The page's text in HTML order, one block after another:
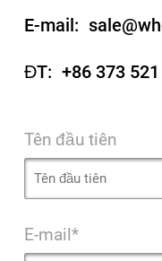
E-mail:
ĐT: +86 373
Tên đầu tiên
E-mail*